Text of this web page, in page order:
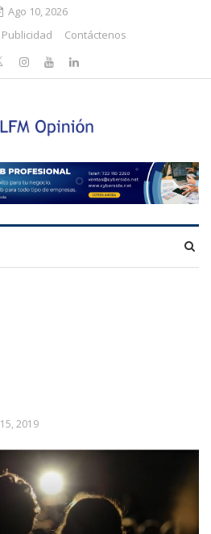
Ago 10, 2026
Publicidad Contáctenos
15, 2019